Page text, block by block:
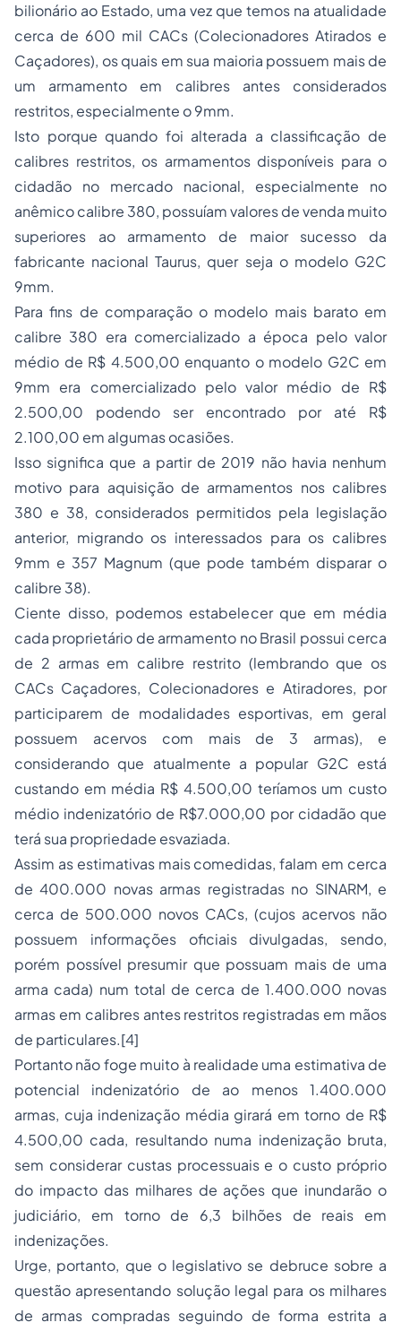
bilionário ao Estado, uma vez que temos na atualidade
cerca de 600 mil CACs (Colecionadores Atirados e
Caçadores), os quais em sua maioria possuem mais de
um armamento em calibres antes considerados
restritos, especialmente o 9mm.
Isto porque quando foi alterada a classificação de
calibres restritos, os armamentos disponíveis para o
cidadão no mercado nacional, especialmente no
anêmico calibre 380, possuíam valores de venda muito
superiores ao armamento de maior sucesso da
fabricante nacional Taurus, quer seja o modelo G2C
9mm.
Para fins de comparação o modelo mais barato em
calibre 380 era comercializado a época pelo valor
médio de R$ 4.500,00 enquanto o modelo G2C em
9mm era comercializado pelo valor médio de R$
2.500,00 podendo ser encontrado por até R$
2.100,00 em algumas ocasiões.
Isso significa que a partir de 2019 não havia nenhum
motivo para aquisição de armamentos nos calibres
380 e 38, considerados permitidos pela legislação
anterior, migrando os interessados para os calibres
9mm e 357 Magnum (que pode também disparar o
calibre 38).
Ciente disso, podemos estabelecer que em média
cada proprietário de armamento no Brasil possui cerca
de 2 armas em calibre restrito (lembrando que os
CACs Caçadores, Colecionadores e Atiradores, por
participarem de modalidades esportivas, em geral
possuem acervos com mais de 3 armas), e
considerando que atualmente a popular G2C está
custando em média R$ 4.500,00 teríamos um custo
médio indenizatório de R$7.000,00 por cidadão que
terá sua propriedade esvaziada.
Assim as estimativas mais comedidas, falam em cerca
de 400.000 novas armas registradas no SINARM, e
cerca de 500.000 novos CACs, (cujos acervos não
possuem informações oficiais divulgadas, sendo,
porém possível presumir que possuam mais de uma
arma cada) num total de cerca de 1.400.000 novas
armas em calibres antes restritos registradas em mãos
de particulares.[4]
Portanto não foge muito à realidade uma estimativa de
potencial indenizatório de ao menos 1.400.000
armas, cuja indenização média girará em torno de R$
4.500,00 cada, resultando numa indenização bruta,
sem considerar custas processuais e o custo próprio
do impacto das milhares de ações que inundarão o
judiciário, em torno de 6,3 bilhões de reais em
indenizações.
Urge, portanto, que o legislativo se debruce sobre a
questão apresentando solução legal para os milhares
de armas compradas seguindo de forma estrita a